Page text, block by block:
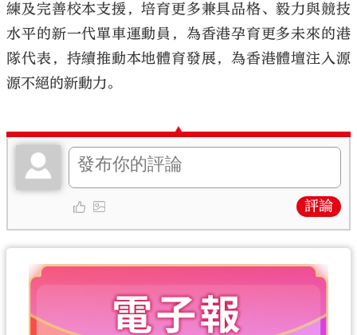
練及完善校本支援，培育更多兼具品格、毅力與競技
水平的新一代單車運動員，為香港孕育更多未來的港
隊代表，持續推動本地體育發展，為香港體壇注入源
源不絕的新動力。
評論